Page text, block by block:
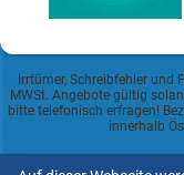
Irrtümer, Schreibfehler und
MWSt. Angebote gültig
bitte telefonisch erfragen!
innerhalb